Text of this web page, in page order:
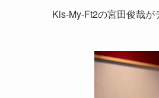
Kis-My-Ft2の宮田俊哉が